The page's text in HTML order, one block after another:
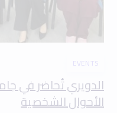
EVENTS
الدويري تُحاضر في
الأحوال الشخصية